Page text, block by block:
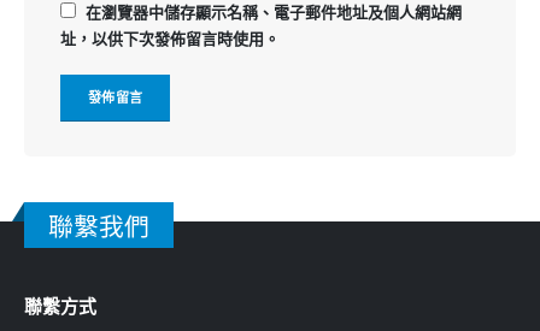
在瀏覽器中儲存顯示名稱、電子郵件地址及個人網站網
址，以供下次發佈留言時使用。
聯繫我們
聯繫方式